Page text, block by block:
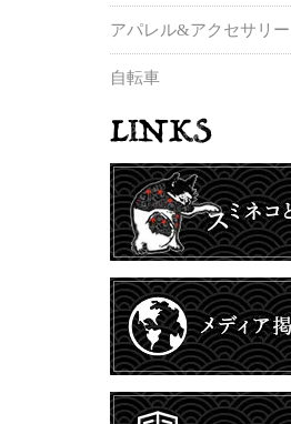
アパレル&アクセサリー
自転車